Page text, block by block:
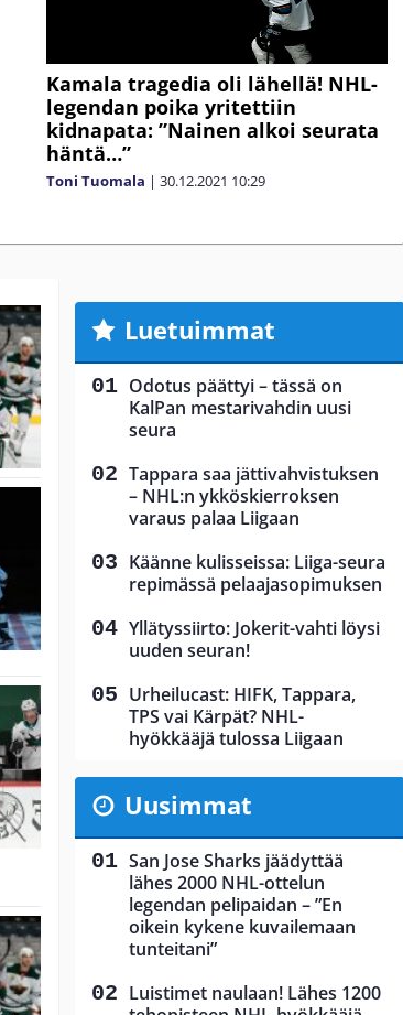
Kamala tragedia oli lähellä! NHL-
legendan poika yritettiin
kidnapata: ”Nainen alkoi seurata
häntä…”
Toni Tuomala | 30.12.2021 10:29
Luetuimmat
Odotus päättyi – tässä on
KalPan mestarivahdin uusi
seura
Tappara saa jättivahvistuksen
– NHL:n ykköskierroksen
varaus palaa Liigaan
Käänne kulisseissa: Liiga-seura
repimässä pelaajasopimuksen
Yllätyssiirto: Jokerit-vahti löysi
uuden seuran!
Urheilucast: HIFK, Tappara,
TPS vai Kärpät? NHL-
hyökkääjä tulossa Liigaan
Uusimmat
San Jose Sharks jäädyttää
lähes 2000 NHL-ottelun
legendan pelipaidan – ”En
oikein kykene kuvailemaan
tunteitani”
Luistimet naulaan! Lähes 1200